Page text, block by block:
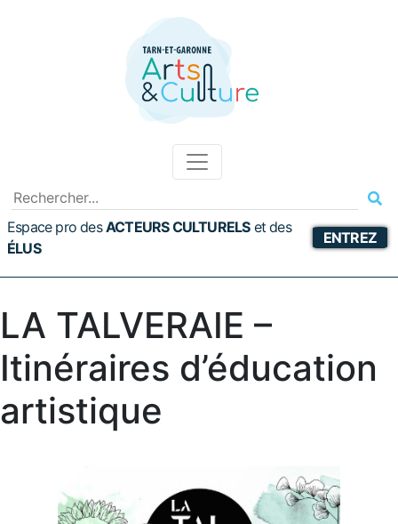
Espace pro desACTEURS CULTURELS etdes
ÉLUS
ENTREZ
LA TALVERAIE –
Itinéraires d’éducation
artistique